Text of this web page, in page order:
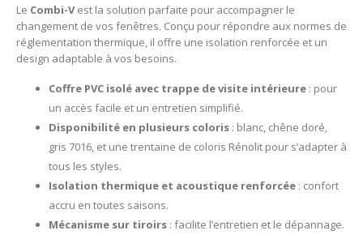
Le Combi-Vest la solution parfaite pour accompagner le
changement de vos fenêtres. Conçu pour répondre aux normes de
réglementation thermique, il offre une isolation renforcée et un
design adaptable à vos besoins.
Coffre PVC isolé avec trappe de visite intérieure : pour
un accès facile et un entretien simplifié.
Disponibilité en plusieurs coloris : blanc, chêne doré,
gris 7016, et une trentaine de coloris Rénolit pour s’adapter à
tous les styles.
Isolation thermique et acoustique renforcée : confort
accru en toutes saisons.
Mécanisme sur tiroirs : facilite l’entretien et le dépannage.